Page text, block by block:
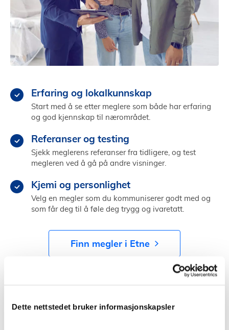
Dette nettstedet bruker informasjonskapsler
Erfaring og lokalkunnskap
Start med å se etter meglere som både har erfaring
og god kjennskap til nærområdet.
Referanser og testing
Sjekk meglerens referanser fra tidligere, og test
megleren ved å gå på andre visninger.
Kjemi og personlighet
Velg en megler som du kommuniserer godt med og
som får deg til å føle deg trygg og ivaretatt.
Finn megler i Etne